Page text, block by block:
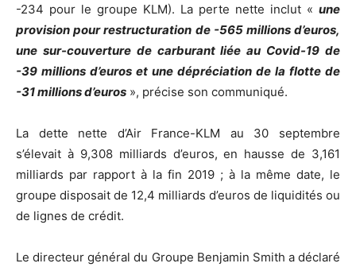
-234 pour le groupe KLM). La perte nette inclut « une
provision pour restructuration de -565 millions d’euros,
une sur-couverture de carburant liée au Covid-19 de
-39 millions d’euros et une dépréciation de la flotte de
-31 millions d’euros », précise son communiqué.
La dette nette d’Air France-KLM au 30 septembre
s’élevait à 9,308 milliards d’euros, en hausse de 3,161
milliards par rapport à la fin 2019 ; à la même date, le
groupe disposait de 12,4 milliards d’euros de liquidités ou
de lignes de crédit.
Le directeur général du Groupe Benjamin Smith a déclaré